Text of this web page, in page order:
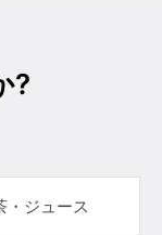
?
・ジュース